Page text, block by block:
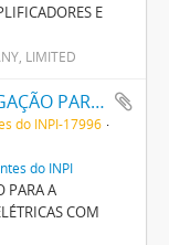
E
LIMITED
UM NOVO MODO DE LIGAÇÃO PARA A PRODUCÇÃO DE OSCILLAÇÕES ELECTRICAS COM TUBOS DE VACUO
do INPI-17996
do INPI
PARA A
COM